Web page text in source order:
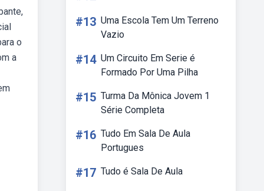
o
a
#13 Uma Escola Tem Um Terreno
Vazio
#14 Um Circuito Em Serie é
Formado Por Uma Pilha
#15 Turma Da Mônica Jovem 1
Série Completa
#16 Tudo Em Sala De Aula
Portugues
#17 Tudo é Sala De Aula